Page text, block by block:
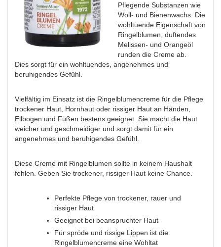
Pflegende Substanzen wie
Woll- und Bienenwachs. Die
wohltuende Eigenschaft von
Ringelblumen, duftendes
Melissen- und Orangeöl
runden die Creme ab.
Dies sorgt für ein wohltuendes, angenehmes und
beruhigendes Gefühl.
Vielfältig im Einsatz ist die Ringelblumencreme für die Pflege
trockener Haut, Hornhaut oder rissiger Haut an Händen,
Ellbogen und Füßen bestens geeignet. Sie macht die Haut
weicher und geschmeidiger und sorgt damit für ein
angenehmes und beruhigendes Gefühl.
Diese Creme mit Ringelblumen sollte in keinem Haushalt
fehlen. Geben Sie trockener, rissiger Haut keine Chance.
Perfekte Pflege von trockener, rauer und
rissiger Haut
Geeignet bei beanspruchter Haut
Für spröde und rissige Lippen ist die
Ringelblumencreme eine Wohltat